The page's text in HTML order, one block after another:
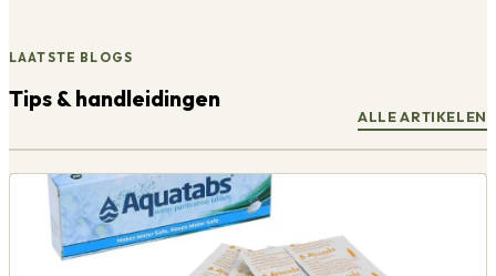
LAATSTE BLOGS
Tips & handleidingen
ALLE ARTIKELEN